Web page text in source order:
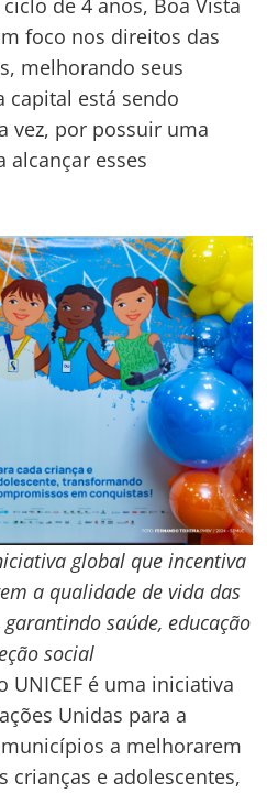
de 4 anos, Boa Vista
foco nos direitos das
melhorando seus
capital está sendo
vez, por possuir uma
alcançar esses
global que incentiva
a qualidade de vida das
saúde, educação
social
UNICEF é uma iniciativa
Unidas para a
a melhorarem
crianças e adolescentes,